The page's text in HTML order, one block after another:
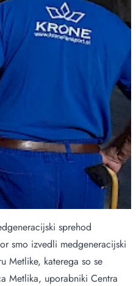
sprehod
smo izvedli medgeneracijski
Metlike, katerega so se
Metlika, uporabniki Centra